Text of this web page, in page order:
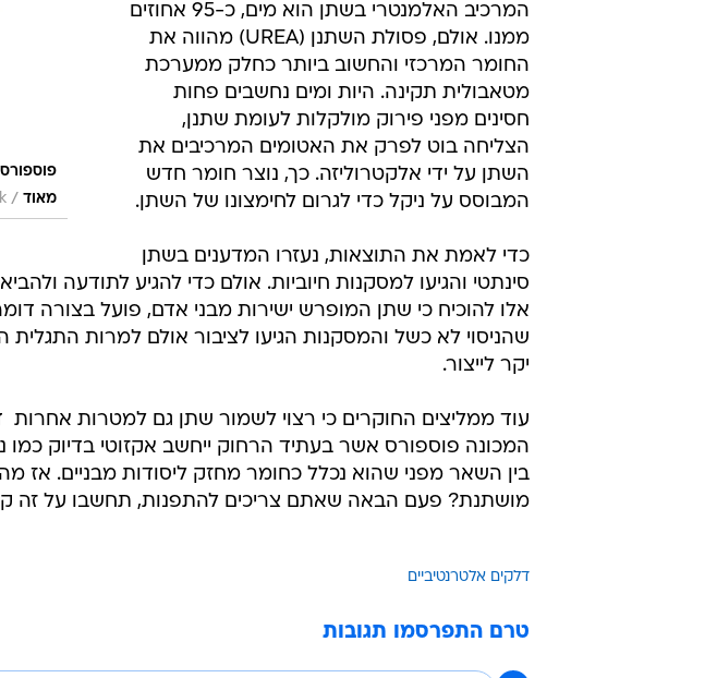
מאוד /
המרכיב האלמנטרי בשתן הוא מים, כ-95 אחוזים
ממנו. אולם, פסולת השתנן (UREA) מהווה את
החומר המרכזי והחשוב ביותר כחלק ממערכת
מטאבולית תקינה. היות ומים נחשבים פחות
חסינים מפני פירוק מולקלות לעומת שתנן,
הצליחה בוט לפרק את האטומים המרכיבים את
השתן על ידי אלקטרוליזה. כך, נוצר חומר חדש
המבוסס על ניקל כדי לגרום לחימצונו של השתן.
כדי לאמת את התוצאות, נעזרו המדענים בשתן
סינתטי והגיעו למסקנות חיוביות. אולם כדי להגיע לתודעה
אלו להוכיח כי שתן המופרש ישירות מבני אדם, פועל בצורה
שהניסוי לא כשל והמסקנות הגיעו לציבור אולם למרות התגלית
יקר לייצור.
עוד ממליצים החוקרים כי רצוי לשמור שתן גם למטרות אחרות 
המכונה פוספורס אשר בעתיד הרחוק ייחשב אקזוטי בדיוק כמו
בין השאר מפני שהוא נכלל כחומר מחזק ליסודות מבניים. אז
מושתנת? פעם הבאה שאתם צריכים להתפנות, תחשבו על זה
דלקים אלטרנטיביים
טרם התפרסמו תגובות